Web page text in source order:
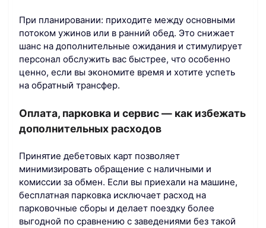
При планировании: приходите между основными
потоком ужинов или в ранний обед. Это снижает
шанс на дополнительные ожидания и стимулирует
персонал обслужить вас быстрее, что особенно
ценно, если вы экономите время и хотите успеть
на обратный трансфер.
Оплата, парковка и сервис — как избежать
дополнительных расходов
Принятие дебетовых карт позволяет
минимизировать обращение с наличными и
комиссии за обмен. Если вы приехали на машине,
бесплатная парковка исключает расход на
парковочные сборы и делает поездку более
выгодной по сравнению с заведениями без такой